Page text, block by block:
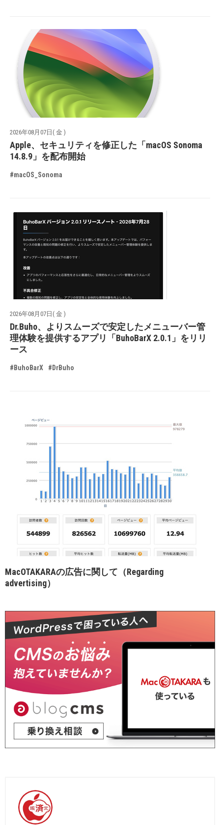
2026年08月07日( 金 )
Apple、セキュリティを修正した「macOS Sonoma
14.8.9」を配布開始
#macOS_Sonoma
2026年08月07日( 金 )
Dr.Buho、よりスムーズで安定したメニューバー管
理体験を提供するアプリ「BuhoBarX 2.0.1」をリリ
ース
#BuhoBarX #DrBuho
MacOTAKARAの広告に関して（Regarding
advertising）